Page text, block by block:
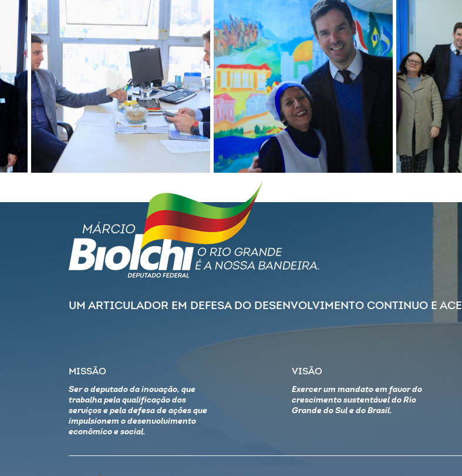
UM ARTICULADOR EM DEFESA DO DESENVOLVIMENTO CONTINUO E
MISSÃO
Ser o deputado da inovação, que
trabalha pela qualificação dos
serviços e pela defesa de ações que
impulsionem o desenvolvimento
econômico e social.
VISÃO
Exercer um mandato em favor do
crescimento sustentável do Rio
Grande do Sul e do Brasil.